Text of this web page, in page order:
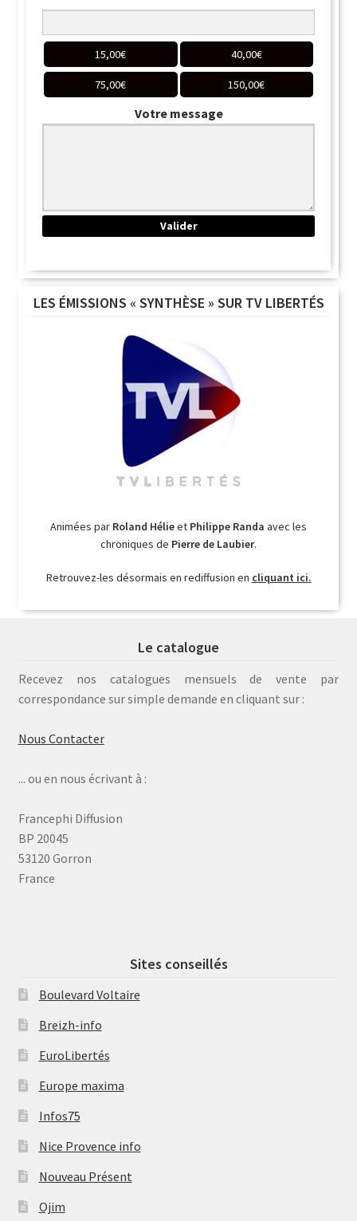
15,00€ 40,00€
75,00€ 150,00€
Votre message
LES ÉMISSIONS « SYNTHÈSE » SUR TV LIBERTÉS
Animées par Roland Hélieet Philippe Randa avec les
chroniques de Pierre de Laubier.
Retrouvez-les désormais en rediffusion en cliquant ici.
Le catalogue
Recevez nos catalogues mensuels de vente par
correspondance sur simple demande en cliquant sur :
Nous Contacter
... ou en nous écrivant à :
Francephi Diffusion
BP 20045
53120 Gorron
France
Sites conseillés
Boulevard Voltaire
Breizh-info
EuroLibertés
Europe maxima
Infos75
Nice Provence info
Nouveau Présent
Ojim